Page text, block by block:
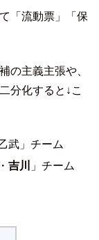
「流動票」「保
の主義主張や、
分化すると↓こ
武」チーム
・吉川 」チーム